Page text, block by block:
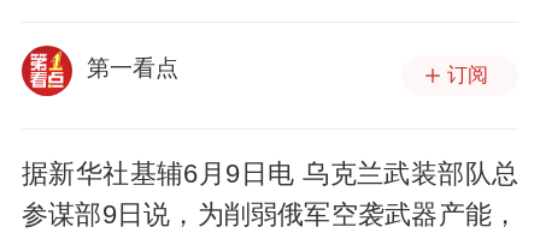
第一看点 订阅
据新华社基辅6月9日电 乌克兰武装部队总
参谋部9日说，为削弱俄军空袭武器产能，